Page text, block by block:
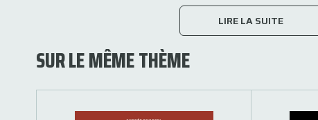
LIRE LA SUITE
SUR LE MÊME THÈME